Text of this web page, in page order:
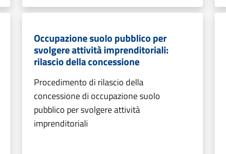
Occupazione suolo pubblico per
svolgere attività imprenditoriali:
rilascio della concessione
Procedimento di rilascio della
concessione di occupazione suolo
pubblico per svolgere attività
imprenditoriali